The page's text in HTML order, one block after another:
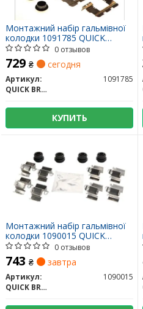
Монтажний набір гальмівної
колодки 1091785 QUICK
BRAKE
0 отзывов
729 ₴ сегодня
Артикул:
1091785
QUICK BRAKE
КУПИТЬ
Монтажний набір гальмівної
колодки 1090015 QUICK
BRAKE
0 отзывов
743 ₴ завтра
Артикул:
1090015
QUICK BRAKE